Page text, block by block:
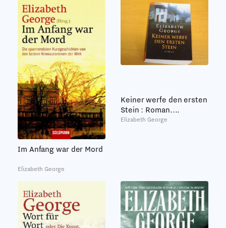
Im Anfang war der Mord
Elizabeth George
Keiner werfe den ersten
Stein : Roman....
Elizabeth George